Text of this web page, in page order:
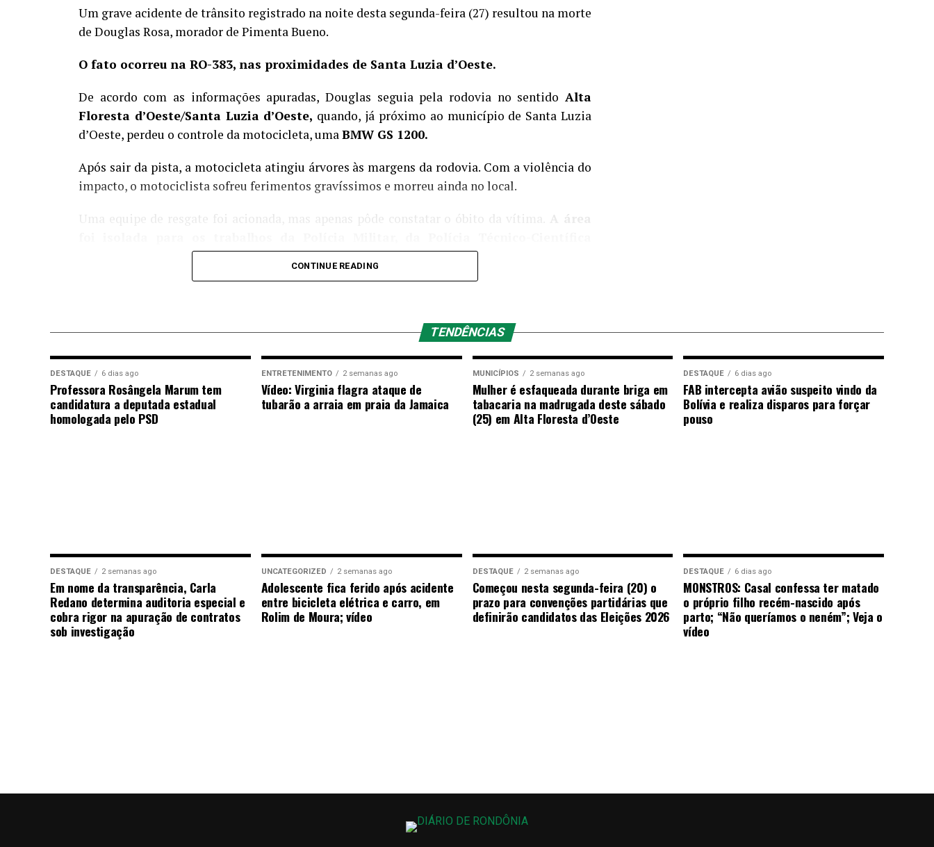
Um grave acidente de trânsito registrado na noite desta segunda-feira (27) resultou na morte
de Douglas Rosa, morador de Pimenta Bueno.
O fato ocorreu na RO-383, nas proximidades de Santa Luzia d’Oeste.
De acordo com as informações apuradas, Douglas seguia pela rodovia no sentido Alta
Floresta d’Oeste/Santa Luzia d’Oeste, quando, já próximo ao município de Santa Luzia
d’Oeste, perdeu o controle da motocicleta, umaBMW GS 1200.
Após sair da pista, a motocicleta atingiu árvores às margens da rodovia. Com a violência do
impacto, o motociclista sofreu ferimentos gravíssimos e morreu ainda no local.
Uma equipe de resgate foi acionada, mas apenas pôde constatar o óbito da vítima.
A área
(Politec) e da funerária de plantão.
CONTINUE READING
TENDÊNCIAS
DESTAQUE 6 dias ago
Professora Rosângela Marum tem
candidatura a deputada estadual
homologada pelo PSD
ENTRETENIMENTO 2 semanas ago
Vídeo: Virginia flagra ataque de
tubarão a arraia em praia da Jamaica
MUNICÍPIOS 2 semanas ago
Mulher é esfaqueada durante briga em
tabacaria na madrugada deste sábado
(25) em Alta Floresta d’Oeste
DESTAQUE 6 dias ago
FAB intercepta avião suspeito vindo da
Bolívia e realiza disparos para forçar
pouso
DESTAQUE 2 semanas ago
Em nome da transparência, Carla
Redano determina auditoria especial e
cobra rigor na apuração de contratos
sob investigação
UNCATEGORIZED 2 semanas ago
Adolescente fica ferido após acidente
entre bicicleta elétrica e carro, em
Rolim de Moura; vídeo
DESTAQUE 2 semanas ago
Começou nesta segunda-feira (20) o
prazo para convenções partidárias que
definirão candidatos das Eleições 2026
DESTAQUE 6 dias ago
MONSTROS: Casal confessa ter matado
o próprio filho recém-nascido após
parto; “Não queríamos o neném”; Veja o
vídeo